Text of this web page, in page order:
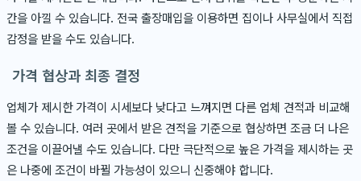
간을 아낄 수 있습니다. 전국 출장매입을 이용하면 집이나 사무실에서 직접
감정을 받을 수도 있습니다.
가격 협상과 최종 결정
업체가 제시한 가격이 시세보다 낮다고 느껴지면 다른 업체 견적과 비교해
볼 수 있습니다. 여러 곳에서 받은 견적을 기준으로 협상하면 조금 더 나은
조건을 이끌어낼 수도 있습니다. 다만 극단적으로 높은 가격을 제시하는 곳
은 나중에 조건이 바뀔 가능성이 있으니 신중해야 합니다.